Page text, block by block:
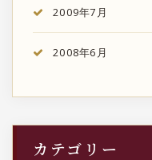
2009年7月
2008年6月
カテゴリー